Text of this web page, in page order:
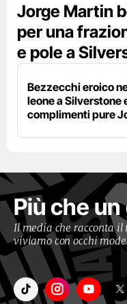
Jorge Martin
per una
e pole a
Bezzecchi eroico
leone a Silverstone
complimenti pure
Più che
Il media che racconta il
viviamo con occhi